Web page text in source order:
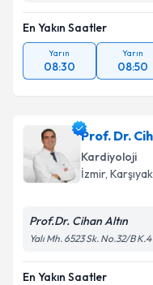
En Yakın Saatler
Yarın
08:30
Yarın
08:50
Prof. Dr.
Kardiyoloji
İzmir,
Prof.Dr. Cihan Altın
Yalı Mh. 6523 Sk. No.32/B
En Yakın Saatler